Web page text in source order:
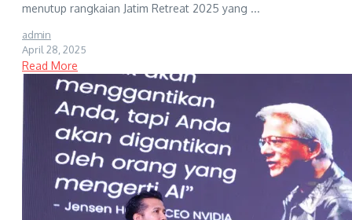
menutup rangkaian Jatim Retreat 2025 yang ...
admin
April 28, 2025
Read More